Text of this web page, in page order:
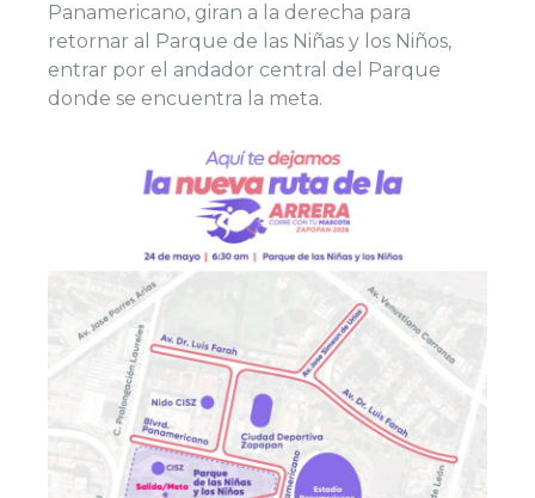
Panamericano, giran a la derecha para
retornar al Parque de las Niñas y los Niños,
entrar por el andador central del Parque
donde se encuentra la meta.